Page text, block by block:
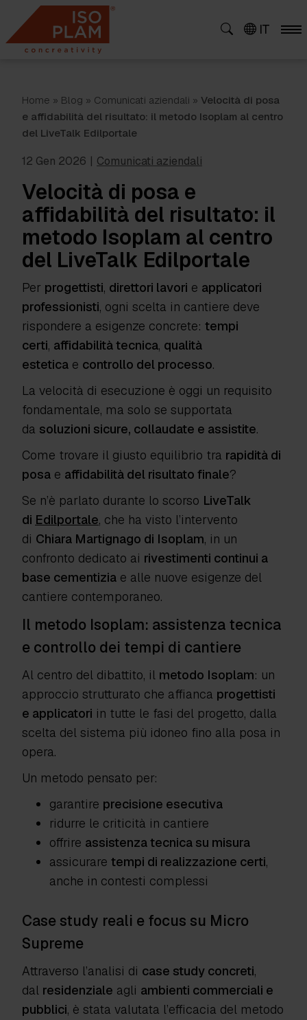
content
IT
Home » Blog » Comunicati aziendali » Velocità di posa
e affidabilità del risultato: il metodo Isoplam al centro
del LiveTalk Edilportale
12 Gen 2026 Comunicati aziendali
Velocità di posa e
affidabilità del risultato: il
metodo Isoplam al centro
del LiveTalk Edilportale
Per progettisti, direttori lavori e applicatori
professionisti, ogni scelta in cantiere deve
rispondere a esigenze concrete: tempi
certi, affidabilità tecnica, qualità
estetica e controllo del processo.
La velocità di esecuzione è oggi un requisito
fondamentale, ma solo se supportata
da soluzioni sicure, collaudate e assistite.
Come trovare il giusto equilibrio tra rapidità di
posa e affidabilità del risultato finale?
Se n’è parlato durante lo scorso LiveTalk
di Edilportale, che ha visto l’intervento
di Chiara Martignago di Isoplam, in un
confronto dedicato ai rivestimenti continui a
base cementizia e alle nuove esigenze del
cantiere contemporaneo.
Il metodo Isoplam: assistenza tecnica
e controllo dei tempi di cantiere
Al centro del dibattito, il metodo Isoplam: un
approccio strutturato che affianca progettisti
e applicatori in tutte le fasi del progetto, dalla
scelta del sistema più idoneo fino alla posa in
opera.
Un metodo pensato per:
garantire precisione esecutiva
ridurre le criticità in cantiere
offrire assistenza tecnica su misura
assicurare tempi di realizzazione certi,
anche in contesti complessi
Case study reali e focus su Micro
Supreme
Attraverso l’analisi di case study concreti,
dal residenziale agli ambienti commerciali e
pubblici, è stata valutata l’efficacia del metodo